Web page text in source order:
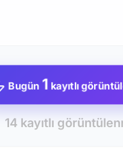
Bugün1 kayıtlı
14 kayıtlı